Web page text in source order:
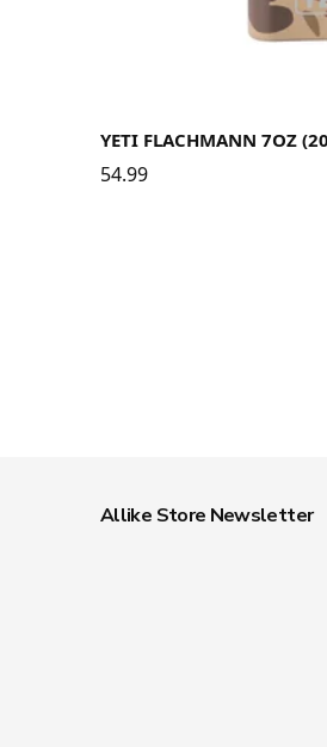
YETI FLACHMANN 7OZ
54.99
Allike Store Newsletter